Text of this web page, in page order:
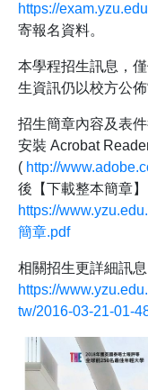
https://
寄報名資料。
本學程招生訊息，
生資訊仍以校方公
招生簡章內容及表
安裝 Acrobat
( http://
後【下載整本簡章】
https://
簡章.pdf
相關招生更詳細訊
https://
tw/2016-03-21-01-